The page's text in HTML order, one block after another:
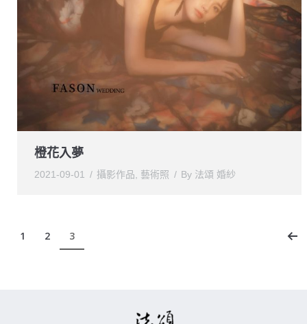
橙花入夢
2021-09-01 攝影作品, 藝術照 By 法頌 婚紗
1 2 3